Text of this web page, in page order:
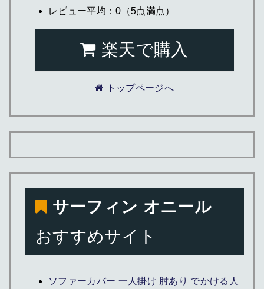
レビュー平均：0（5点満点）
楽天で購入
トップページへ
サーフィン オニール
おすすめサイト
ソファーカバー 一人掛け 肘あり でかける人